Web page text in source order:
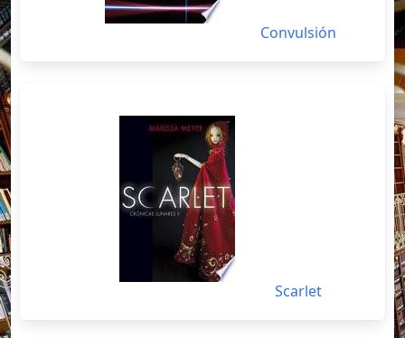
Convulsión
Scarlet